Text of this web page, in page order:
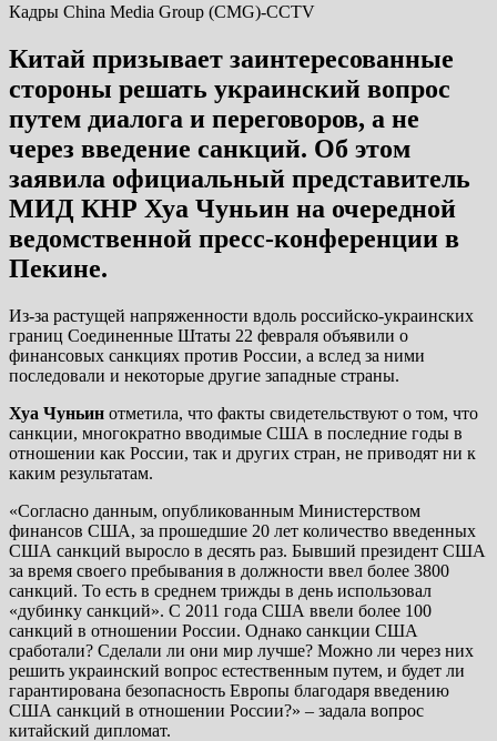
Кадры China Media Group (CMG)-CCTV
Китай призывает заинтересованные
стороны решать украинский вопрос
путем диалога и переговоров, а не
через введение санкций. Об этом
заявила официальный представитель
МИД КНР Хуа Чуньин на очередной
ведомственной пресс-конференции в
Пекине.
Из-за растущей напряженности вдоль российско-украинских
границ Соединенные Штаты 22 февраля объявили о
финансовых санкциях против России, а вслед за ними
последовали и некоторые другие западные страны.
Хуа Чуньин отметила, что факты свидетельствуют о том, что
санкции, многократно вводимые США в последние годы в
отношении как России, так и других стран, не приводят ни к
каким результатам.
«Согласно данным, опубликованным Министерством
финансов США, за прошедшие 20 лет количество введенных
США санкций выросло в десять раз. Бывший президент США
за время своего пребывания в должности ввел более 3800
санкций. То есть в среднем трижды в день использовал
«дубинку санкций». С 2011 года США ввели более 100
санкций в отношении России. Однако санкции США
сработали? Сделали ли они мир лучше? Можно ли через них
решить украинский вопрос естественным путем, и будет ли
гарантирована безопасность Европы благодаря введению
США санкций в отношении России?» – задала вопрос
китайский дипломат.